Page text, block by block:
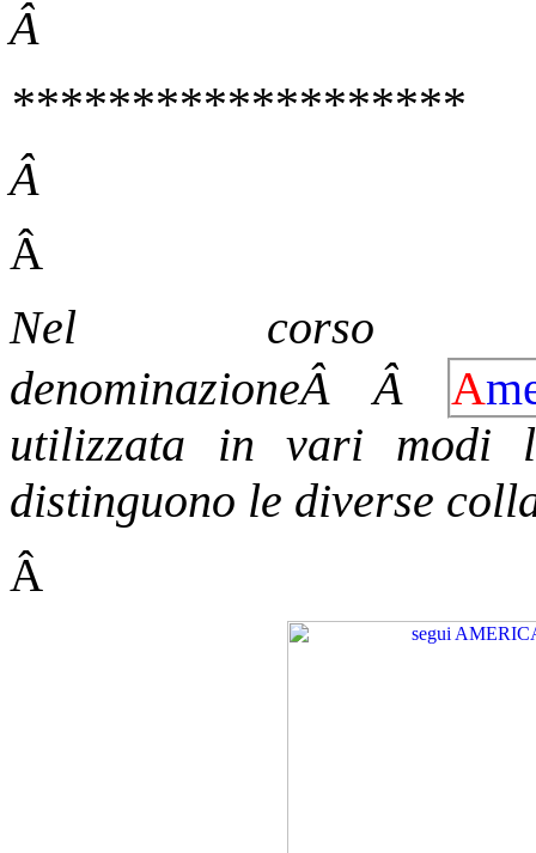
Â
*******************
Â
Â
Nel corso
denominazioneÂÂ A
utilizzata in vari modi
distinguono le diverse
Â